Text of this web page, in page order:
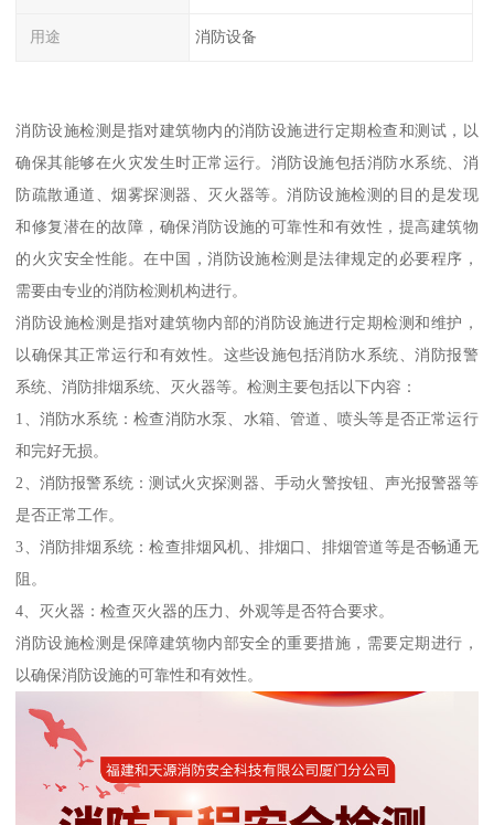
用途 消防设备
消防设施检测是指对建筑物内的消防设施进行定期检查和测试，以
确保其能够在火灾发生时正常运行。消防设施包括消防水系统、消
防疏散通道、烟雾探测器、灭火器等。消防设施检测的目的是发现
和修复潜在的故障，确保消防设施的可靠性和有效性，提高建筑物
的火灾安全性能。在中国，消防设施检测是法律规定的必要程序，
需要由专业的消防检测机构进行。
消防设施检测是指对建筑物内部的消防设施进行定期检测和维护，
以确保其正常运行和有效性。这些设施包括消防水系统、消防报警
系统、消防排烟系统、灭火器等。检测主要包括以下内容：
1、消防水系统：检查消防水泵、水箱、管道、喷头等是否正常运行
和完好无损。
2、消防报警系统：测试火灾探测器、手动火警按钮、声光报警器等
是否正常工作。
3、消防排烟系统：检查排烟风机、排烟口、排烟管道等是否畅通无
阻。
4、灭火器：检查灭火器的压力、外观等是否符合要求。
消防设施检测是保障建筑物内部安全的重要措施，需要定期进行，
以确保消防设施的可靠性和有效性。